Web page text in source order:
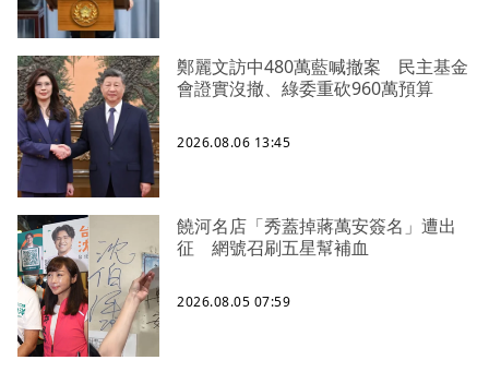
鄭麗文訪中480萬藍喊撤案 民主基金
會證實沒撤、綠委重砍960萬預算
2026.08.06 13:45
饒河名店「秀蓋掉蔣萬安簽名」遭出
征 網號召刷五星幫補血
2026.08.05 07:59